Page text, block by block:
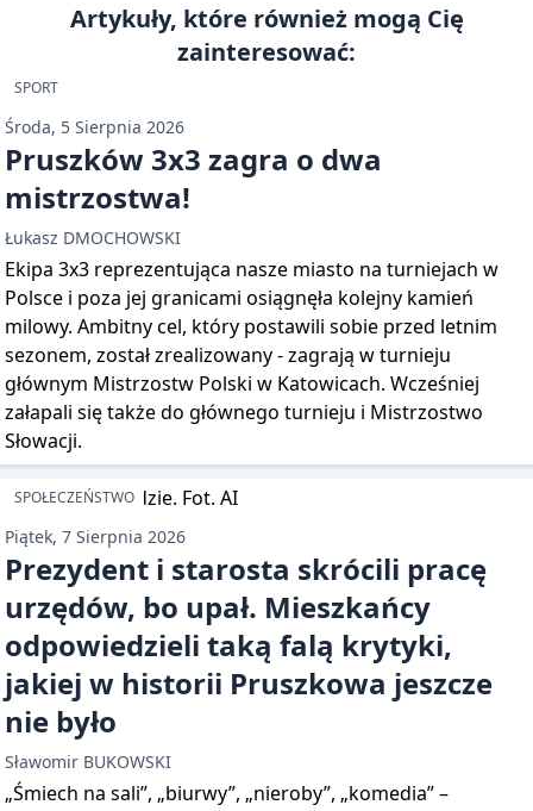
Artykuły, które również mogą Cię
zainteresować:
SPORT
Środa, 5 Sierpnia 2026
Pruszków 3x3 zagra o dwa
mistrzostwa!
Łukasz DMOCHOWSKI
Ekipa 3x3 reprezentująca nasze miasto na turniejach w
Polsce i poza jej granicami osiągnęła kolejny kamień
milowy. Ambitny cel, który postawili sobie przed letnim
sezonem, został zrealizowany - zagrają w turnieju
głównym Mistrzostw Polski w Katowicach. Wcześniej
załapali się także do głównego turnieju i Mistrzostwo
Słowacji.
SPOŁECZEŃSTWO
Piątek, 7 Sierpnia 2026
Prezydent i starosta skrócili pracę
urzędów, bo upał. Mieszkańcy
odpowiedzieli taką falą krytyki,
jakiej w historii Pruszkowa jeszcze
nie było
Sławomir BUKOWSKI
„Śmiech na sali”, „biurwy”, „nieroby”, „komedia” –